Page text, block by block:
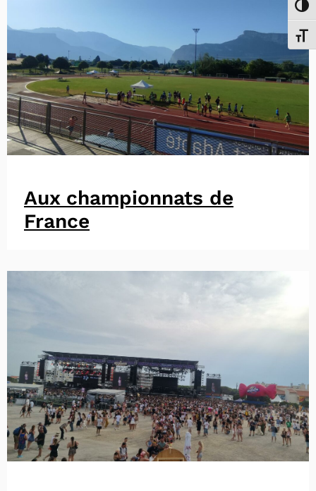
Aux championnats de
France